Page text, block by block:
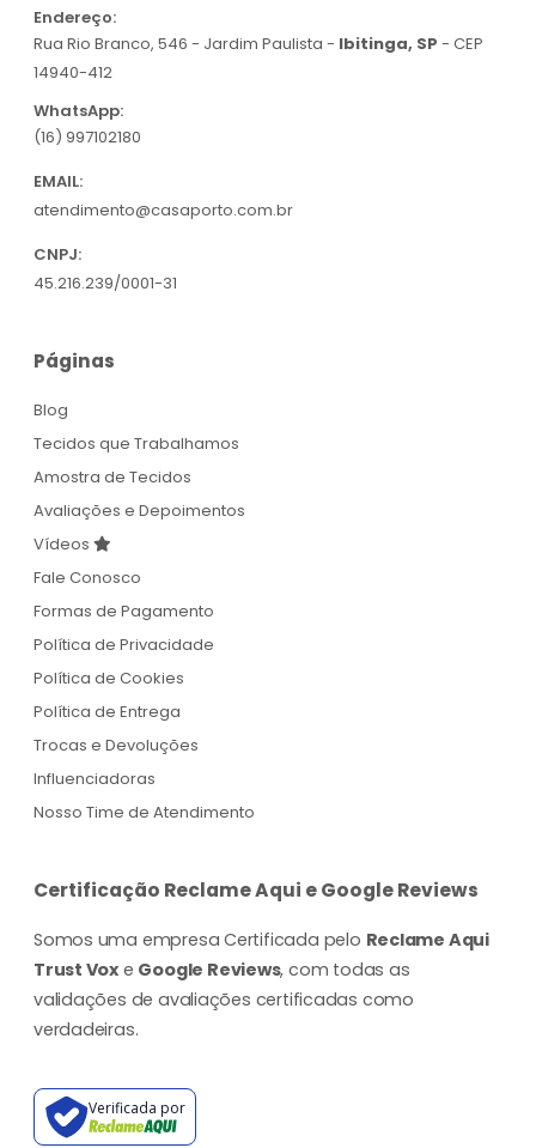
Endereço:
Rua Rio Branco, 546 - Jardim Paulista - Ibitinga, SP - CEP
14940-412
WhatsApp:
(16) 997102180
EMAIL:
atendimento@casaporto.com.br
CNPJ:
45.216.239/0001-31
Páginas
Blog
Tecidos que Trabalhamos
Amostra de Tecidos
Avaliações e Depoimentos
Vídeos
Fale Conosco
Formas de Pagamento
Política de Privacidade
Política de Cookies
Política de Entrega
Trocas e Devoluções
Influenciadoras
Nosso Time de Atendimento
Certificação Reclame Aqui e Google Reviews
Somos uma empresa Certificada pelo Reclame Aqui
Trust Vox e Google Reviews, com todas as
validações de avaliações certificadas como
verdadeiras.
Verificada por